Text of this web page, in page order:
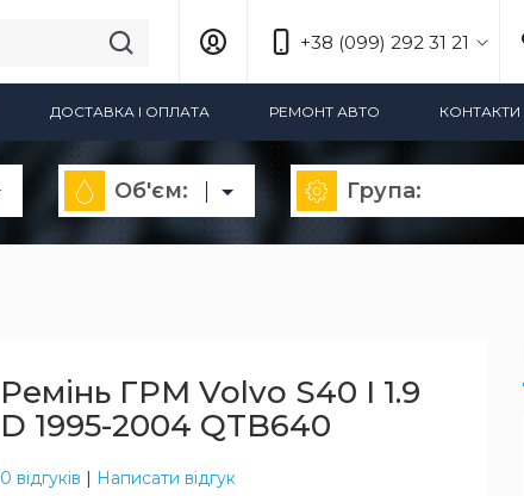
+38 (099) 292 31 21
ДОСТАВКА І ОПЛАТА РЕМОНТ АВТО КОНТАКТИ
Об'єм: Група:
Ремінь ГРМ Volvo S40 I 1.9
D 1995-2004 QTB640
0 відгуків | Написати відгук